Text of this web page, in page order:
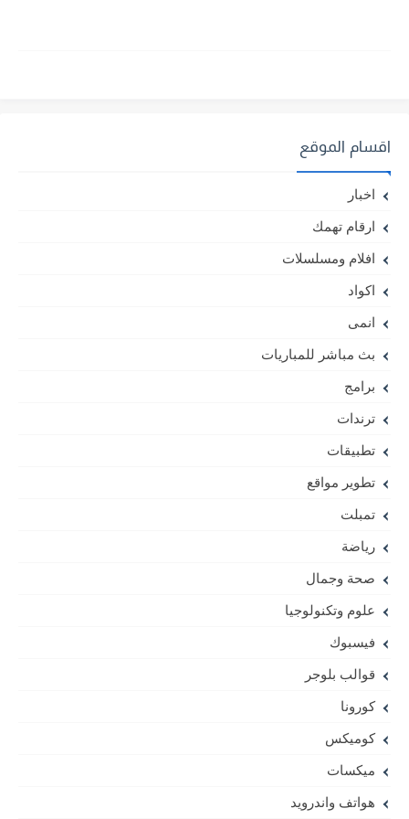
اقسام الموقع
اخبار
ارقام تهمك
افلام ومسلسلات
اكواد
انمى
بث مباشر للمباريات
برامج
ترندات
تطبيقات
تطوير مواقع
تمبلت
رياضة
صحة وجمال
علوم وتكنولوجيا
فيسبوك
قوالب بلوجر
كورونا
كوميكس
ميكسات
هواتف واندرويد